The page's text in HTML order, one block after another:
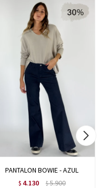
PANTALON BOWIE - AZUL
$ 4.130 $5.900